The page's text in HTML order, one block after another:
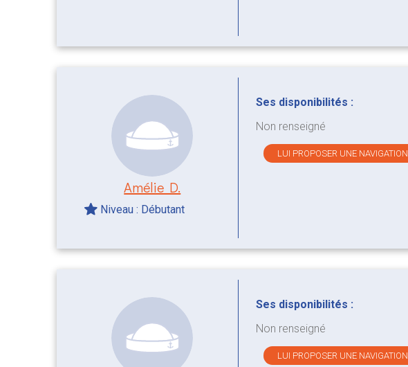
Amélie D.
Niveau : Débutant
Ses disponibilités :
Non renseigné
LUI PROPOSER UNE NAVIGATION
Ses disponibilités :
Non renseigné
LUI PROPOSER UNE NAVIGATION